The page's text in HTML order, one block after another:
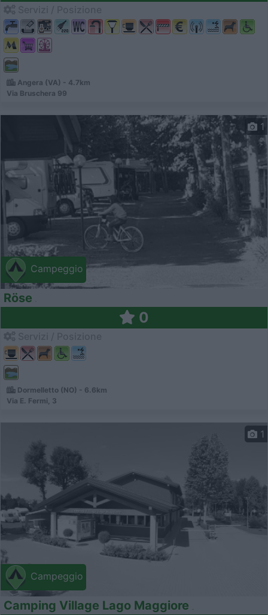
Angera (VA) - 4.7km
Via Bruschera 99
Campeggio
1
Röse
0
Dormelletto (NO) - 6.6km
Via E. Fermi, 3
Campeggio
1
Camping Village Lago Maggiore